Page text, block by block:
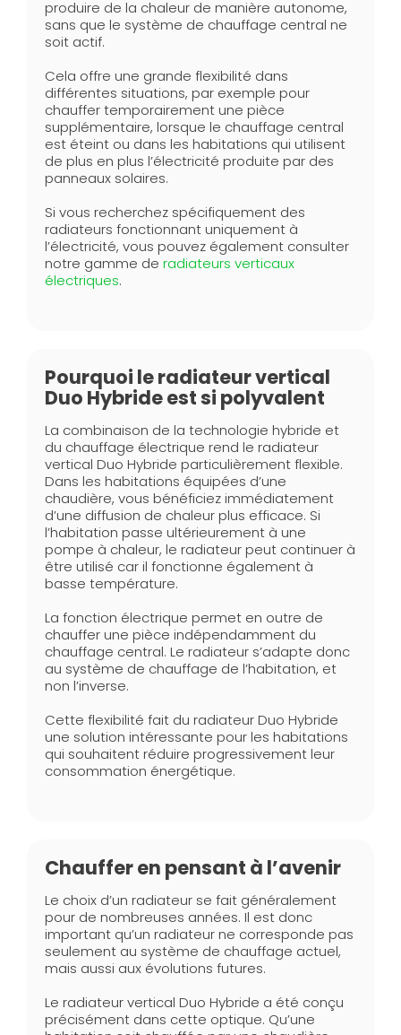
produire de la chaleur de manière autonome,
sans que le système de chauffage central ne
soit actif.
Cela offre une grande flexibilité dans
différentes situations, par exemple pour
chauffer temporairement une pièce
supplémentaire, lorsque le chauffage central
est éteint ou dans les habitations qui utilisent
de plus en plus l’électricité produite par des
panneaux solaires.
Si vous recherchez spécifiquement des
radiateurs fonctionnant uniquement à
l’électricité, vous pouvez également consulter
notre gamme de radiateurs verticaux
électriques.
Pourquoi le radiateur vertical
Duo Hybride est si polyvalent
La combinaison de la technologie hybride et
du chauffage électrique rend le radiateur
vertical Duo Hybride particulièrement flexible.
Dans les habitations équipées d’une
chaudière, vous bénéficiez immédiatement
d’une diffusion de chaleur plus efficace. Si
l’habitation passe ultérieurement à une
pompe à chaleur, le radiateur peut continuer à
être utilisé car il fonctionne également à
basse température.
La fonction électrique permet en outre de
chauffer une pièce indépendamment du
chauffage central. Le radiateur s’adapte donc
au système de chauffage de l’habitation, et
non l’inverse.
Cette flexibilité fait du radiateur Duo Hybride
une solution intéressante pour les habitations
qui souhaitent réduire progressivement leur
consommation énergétique.
Chauffer en pensant à l’avenir
Le choix d’un radiateur se fait généralement
pour de nombreuses années. Il est donc
important qu’un radiateur ne corresponde pas
seulement au système de chauffage actuel,
mais aussi aux évolutions futures.
Le radiateur vertical Duo Hybride a été conçu
précisément dans cette optique. Qu’une